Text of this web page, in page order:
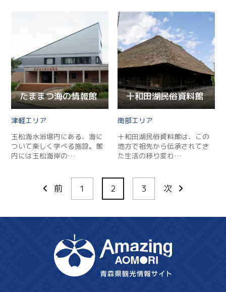
たままつ海の情報館
津軽
玉松海水浴場内にある、海に
ついて楽しく学べる施設。館
内には玉松海岸の…
十和田湖民俗資料館
南部
十和田湖民俗資料館は、この
地方で祖先から伝承されてき
た生活の移り変わ…
前 1 2 3 次